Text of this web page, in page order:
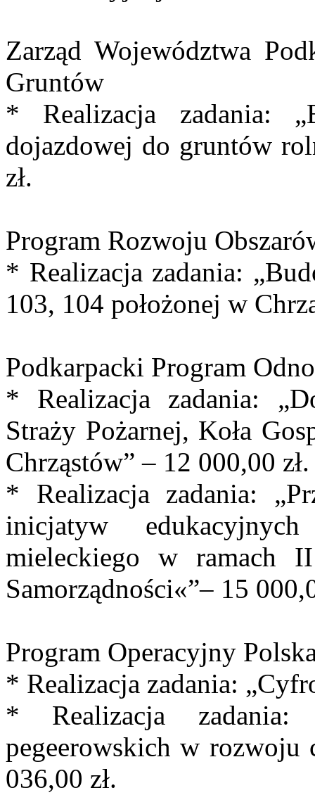
Zarząd Województwa
Gruntów
* Realizacja zadania:
dojazdowej do gruntów
zł.
Program Rozwoju
* Realizacja zadania:
103, 104 położonej w
Podkarpacki Program
* Realizacja zadania:
Straży Pożarnej, Koła
Chrząstów” – 12 000,00 zł.
* Realizacja zadania:
inicjatyw
mieleckiego w ramach
Samorządności«”– 15
Program Operacyjny
* Realizacja zadania:
* Realizacja
pegeerowskich w
036,00 zł.